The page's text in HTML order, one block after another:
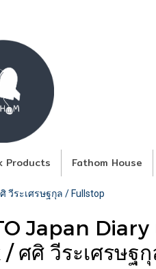
Products Fathom House
วีระเศรษฐกุล / Fullstop
Japan Diary
ศศิ วีระเศรษฐ